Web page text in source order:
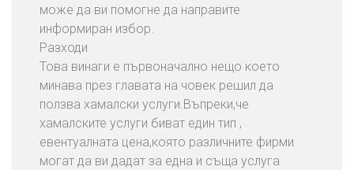
може да ви помогне да направите
информиран избор.
Разходи
Това винаги е първоначално нещо което
минава през главата на човек решил да
ползва хамалски услуги.Въпреки,че
хамалските услуги биват един тип ,
евентуалната цена,която различните фирми
могат да ви дадат за една и съща услуга